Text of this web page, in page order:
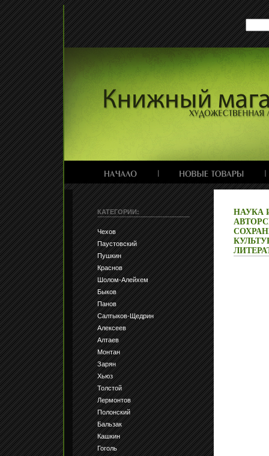
КАТЕГОРИИ:
Чехов
Паустовский
Пушкин
Краснов
Шолом-Алейхем
Быков
Панов
Салтыков-Щедрин
Алексеев
Алтаев
Монтан
Зарян
Хьюз
Толстой
Лермонтов
Полонский
Бальзак
Кашкин
Гоголь
НАУКА